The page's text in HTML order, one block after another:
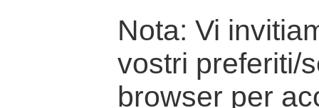
Nota: Vi
vostri preferiti/
browser per